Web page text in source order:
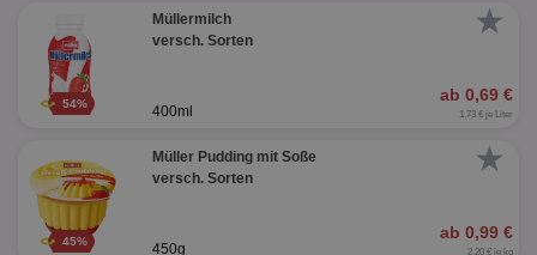
★
54%
Müllermilch
versch. Sorten
ab 0,69 €
400ml 1,73 € je Liter
★
45%
Müller Pudding mit Soße
versch. Sorten
ab 0,99 €
450g 2,20 € je kg